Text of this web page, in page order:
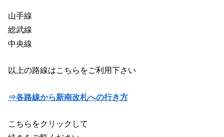
山手線
総武線
中央線
以上の路線はこちらをご利用下さい
⇒各路線から新南改札への行き方
こちらをクリックして